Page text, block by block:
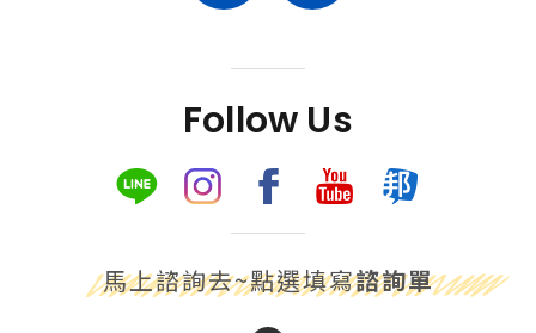
Follow Us
馬上諮詢去~點選填寫諮詢單